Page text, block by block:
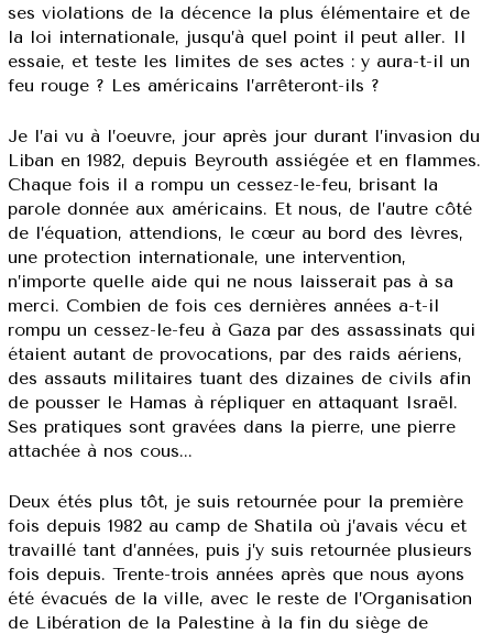
ses violations de la décence la plus élémentaire et de
la loi internationale, jusqu’à quel point il peut aller. Il
essaie, et teste les limites de ses actes : y aura-t-il un
feu rouge ? Les américains l’arrêteront-ils ?
Je l’ai vu à l’oeuvre, jour après jour durant l’invasion du
Liban en 1982, depuis Beyrouth assiégée et en flammes.
Chaque fois il a rompu un cessez-le-feu, brisant la
parole donnée aux américains. Et nous, de l’autre côté
de l’équation, attendions, le cœur au bord des lèvres,
une protection internationale, une intervention,
n’importe quelle aide qui ne nous laisserait pas à sa
merci. Combien de fois ces dernières années a-t-il
rompu un cessez-le-feu à Gaza par des assassinats qui
étaient autant de provocations, par des raids aériens,
des assauts militaires tuant des dizaines de civils afin
de pousser le Hamas à répliquer en attaquant Israël.
Ses pratiques sont gravées dans la pierre, une pierre
attachée à nos cous...
Deux étés plus tôt, je suis retournée pour la première
fois depuis 1982 au camp de Shatila où j’avais vécu et
travaillé tant d’années, puis j’y suis retournée plusieurs
fois depuis. Trente-trois années après que nous ayons
été évacués de la ville, avec le reste de l’Organisation
de Libération de la Palestine à la fin du siège de